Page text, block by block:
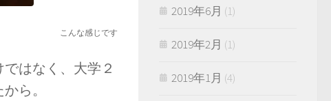
こんな感じです
はなく、大学２
ら。
2019年6月 (1)
2019年2月 (1)
2019年1月 (4)